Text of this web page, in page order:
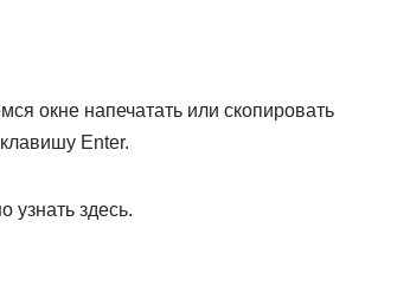
окне напечатать или скопировать
Enter.
узнать здесь.